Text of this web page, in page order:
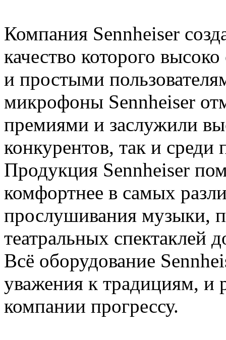
Компания Sennheiser
качество которого
и простыми
микрофоны Sennheiser
премиями и заслужили
конкурентов, так и среди
Продукция Sennheiser
комфортнее в самых
прослушивания музыки,
театральных
Всё оборудование
уважения к традициям, и
компании прогрессу.